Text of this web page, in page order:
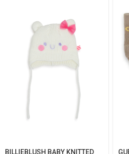
BILLIEBLUSH BABY KNITTED